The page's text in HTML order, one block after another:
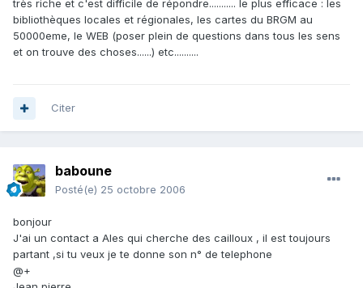
très riche et c'est difficile de répondre........... le plus efficace : les
bibliothèques locales et régionales, les cartes du BRGM au
50000eme, le WEB (poser plein de questions dans tous les sens
et on trouve des choses......) etc..........
Citer
baboune
Posté(e) 25 octobre 2006
bonjour
J'ai un contact a Ales qui cherche des cailloux , il est toujours
partant ,si tu veux je te donne son n° de telephone
@+